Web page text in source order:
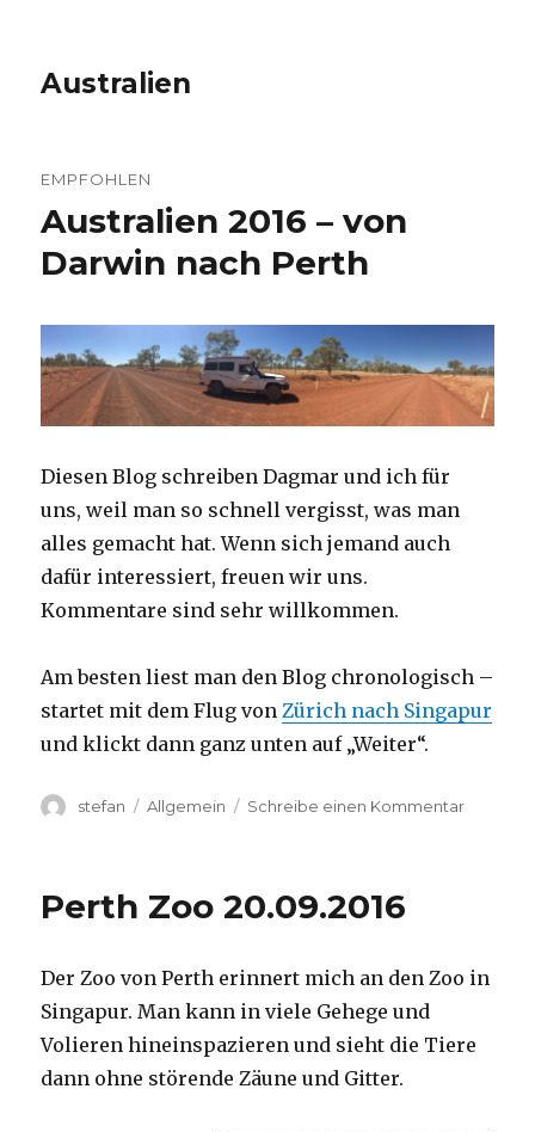
Australien
EMPFOHLEN
Australien 2016 – von
Darwin nach Perth
Diesen Blog schreiben Dagmar und ich für
uns, weil man so schnell vergisst, was man
alles gemacht hat. Wenn sich jemand auch
dafür interessiert, freuen wir uns.
Kommentare sind sehr willkommen.
Am besten liest man den Blog chronologisch –
startet mit dem Flug vonZürich nach Singapur
und klickt dann ganz unten auf „Weiter“.
Autor
stefan Kategorien
Allgemein Schreibe einen Kommentarzu
Perth
Perth Zoo 20.09.2016
Der Zoo von Perth erinnert mich an den Zoo in
Singapur. Man kann in viele Gehege und
Volieren hineinspazieren und sieht die Tiere
dann ohne störende Zäune und Gitter.